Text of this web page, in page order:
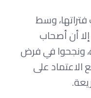
فتراتها، وسط
أن أصحاب
ونجحوا في فرض
على